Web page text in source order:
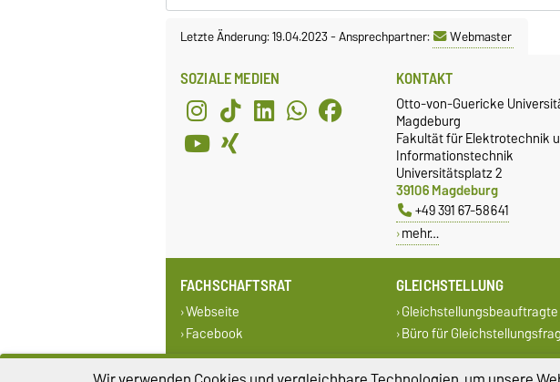
Letzte Änderung: 19.04.2023-Ansprechpartner: Webmaster
SOZIALE MEDIEN KONTAKT
Otto-von-Guericke
Magdeburg
Fakultät für Elektrotechnik
Informationstechnik
Universitätsplatz 2
39106 Magdeburg
+49 391 67-58641
mehr…
FACHSCHAFTSRAT
Webseite
Facebook
GLEICHSTELLUNG
Gleichstellungsbeauftragte
Büro für